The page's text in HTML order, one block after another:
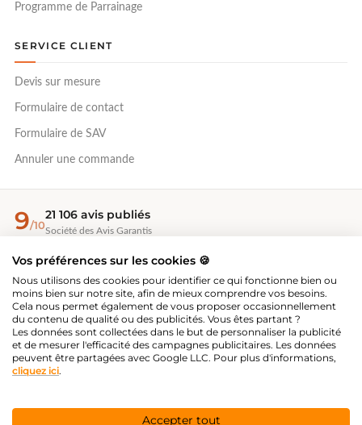
Programme de Parrainage
SERVICE CLIENT
Devis sur mesure
Formulaire de contact
Formulaire de SAV
Annuler une commande
9/10
21 106 avis publiés
Société des Avis Garantis
Évaluation RSE — 67/100, top 35 %
Great Place To Work ®
Employeur certifié 2026-2027
Vos préférences sur les cookies 🍪
Nous utilisons des cookies pour identifier ce qui fonctionne bien ou
moins bien sur notre site, afin de mieux comprendre vos besoins.
Cela nous permet également de vous proposer occasionnellement
du contenu de qualité ou des publicités. Vous êtes partant ?
Les données sont collectées dans le but de personnaliser la publicité
et de mesurer l'efficacité des campagnes publicitaires. Les données
peuvent être partagées avec Google LLC. Pour plus d'informations,
cliquez ici.
Accepter tout